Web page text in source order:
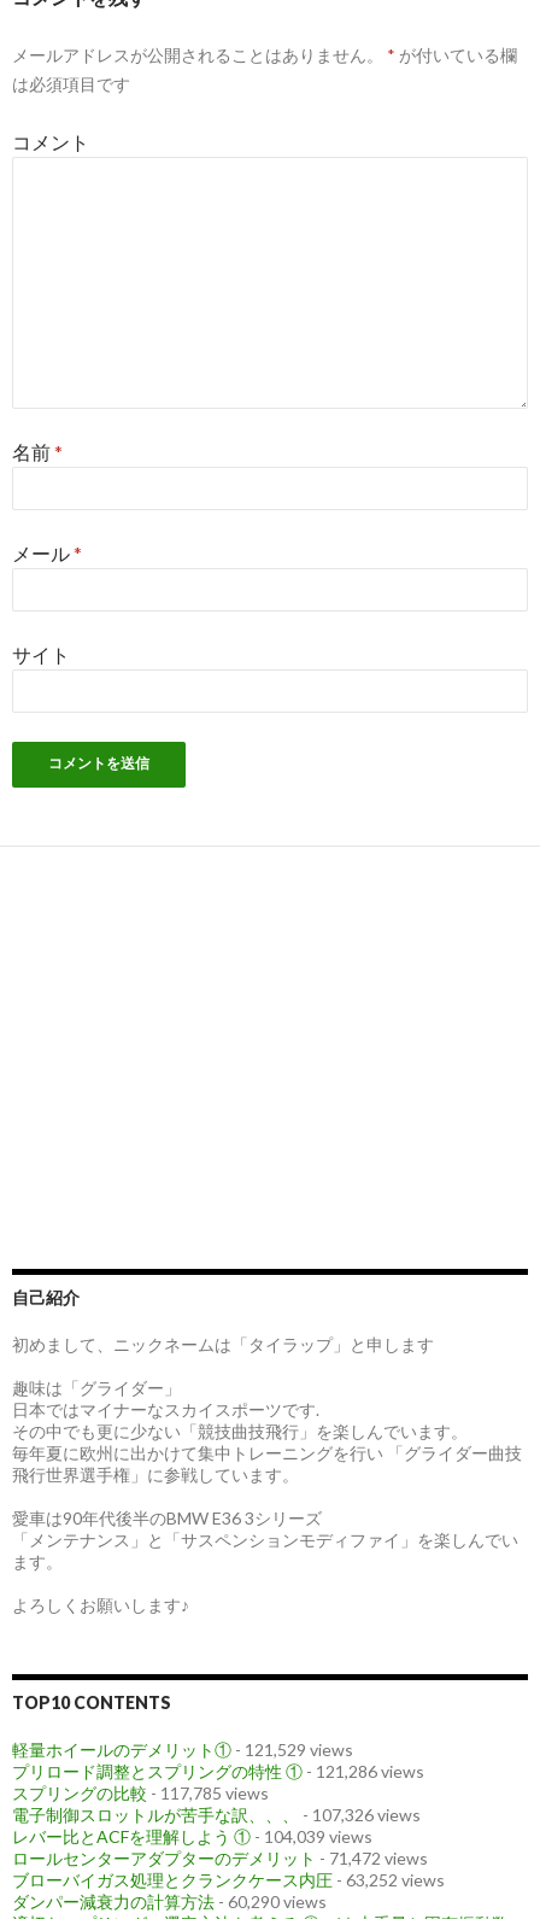
シ
ン
メールアドレスが公開されることはありません。 * が付いている欄
は必須項目です
コメント
名前*
メール*
サイト
自己紹介
初めまして、ニックネームは「タイラップ」と申します
趣味は「グライダー」
日本ではマイナーなスカイスポーツです.
その中でも更に少ない「競技曲技飛行」を楽しんでいます。
毎年夏に欧州に出かけて集中トレーニングを行い 「グライダー曲技
飛行世界選手権」に参戦しています。
愛車は90年代後半のBMW E36 3シリーズ
「メンテナンス」と「サスペンションモディファイ」を楽しんでい
ます。
よろしくお願いします♪
TOP10 CONTENTS
軽量ホイールのデメリット① - 121,529 views
プリロード調整とスプリングの特性 ① - 121,286 views
スプリングの比較 - 117,785 views
電子制御スロットルが苦手な訳、、、
- 107,326 views
レバー比とACFを理解しよう ① - 104,039 views
ロールセンターアダプターのデメリット - 71,472 views
ブローバイガス処理とクランクケース内圧 - 63,252 views
ダンパー減衰力の計算方法 - 60,290 views